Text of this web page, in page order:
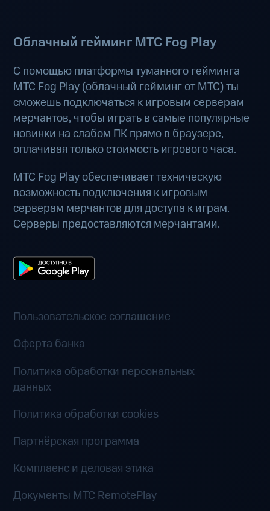
Облачный гейминг МТС Fog Play
С помощью платформы туманного гейминга
МТС Fog Play (облачный гейминг от МТС) ты
сможешь подключаться к игровым серверам
мерчантов, чтобы играть в самые популярные
новинки на слабом ПК прямо в браузере,
оплачивая только стоимость игрового часа.
МТС Fog Play обеспечивает техническую
возможность подключения к игровым
серверам мерчантов для доступа к играм.
Серверы предоставляются мерчантами.
Пользовательское соглашение
Оферта банка
Политика обработки персональных
данных
Политика обработки cookies
Партнёрская программа
Комплаенс и деловая этика
Документы MTC RemotePlay